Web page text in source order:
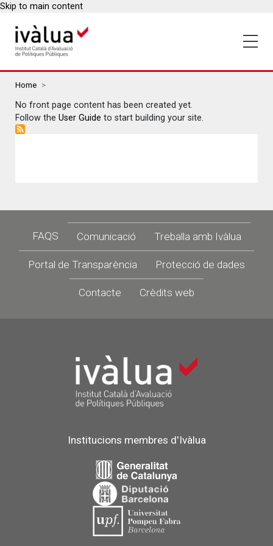
Skip to main content
Breadcrumbs
Home
No front page content has been created yet.
Follow the User Guide to start building your site.
Footer
FAQS Comunicació Treballa amb Ivàlua
Portal de Transparència Protecció de dades
Contacte Crèdits web
Institucions membres d'Ivàlua